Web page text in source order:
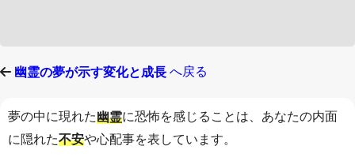
幽霊の夢が示す変化と成長 へ戻る
夢の中に現れた幽霊に恐怖を感じることは、あなたの内面
に隠れた不安や心配事を表しています。